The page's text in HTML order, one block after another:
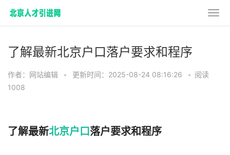
了解最新北京户口落户要求和程序
作者：网站编辑 • 更新时间：2025-08-24 08:16:26 • 阅读
1008
了解最新北京户口落户要求和程序